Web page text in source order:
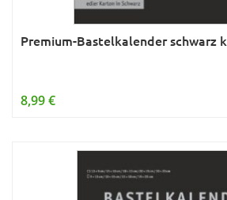
Premium-Bastelkalender schwarz
8,99 €